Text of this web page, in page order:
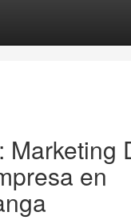
Marketing
en